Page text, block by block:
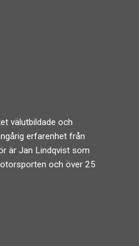
välutbildade och
erfarenhet från
är Jan Lindqvist som
och över 25